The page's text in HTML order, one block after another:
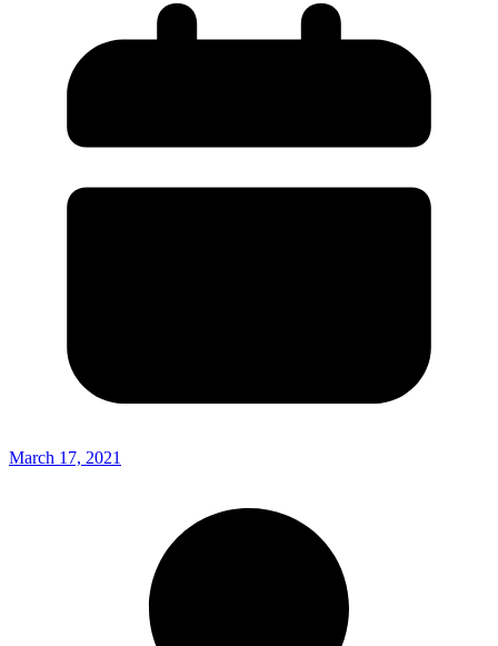
March 17, 2021